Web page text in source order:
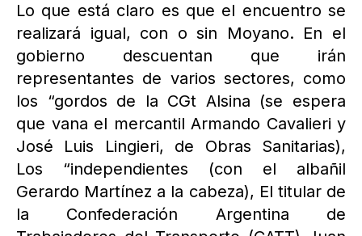
Lo que está claro es que el encuentro se
realizará igual, con o sin Moyano. En el
gobierno descuentan que irán
representantes de varios sectores, como
los “gordos de la CGt Alsina (se espera
que vana el mercantil Armando Cavalieri y
José Luis Lingieri, de Obras Sanitarias),
Los “independientes (con el albañil
Gerardo Martínez a la cabeza), El titular de
la Confederación Argentina de